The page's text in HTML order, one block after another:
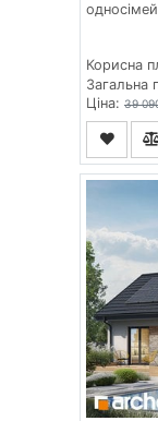
Корисна
Загальна
Ціна: 39